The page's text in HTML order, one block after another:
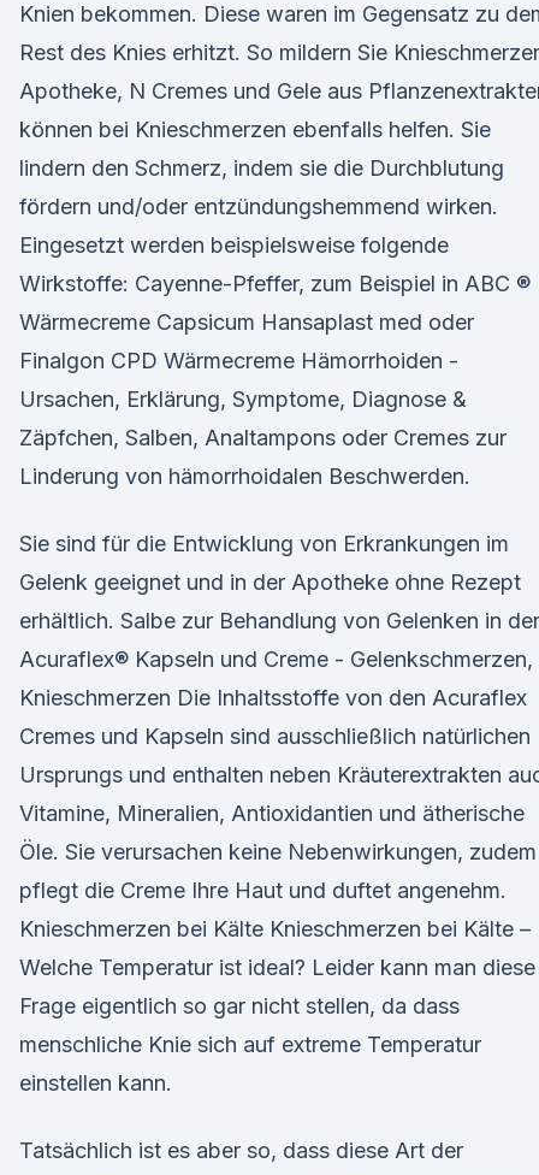
Knien bekommen. Diese waren im Gegensatz zu
Rest des Knies erhitzt. So mildern Sie
Apotheke, N Cremes und Gele aus
können bei Knieschmerzen ebenfalls helfen. Sie
lindern den Schmerz, indem sie die Durchblutung
fördern und/oder entzündungshemmend wirken.
Eingesetzt werden beispielsweise folgende
Wirkstoffe: Cayenne-Pfeffer, zum Beispiel in ABC ®
Wärmecreme Capsicum Hansaplast med oder
Finalgon CPD Wärmecreme Hämorrhoiden -
Ursachen, Erklärung, Symptome, Diagnose &
Zäpfchen, Salben, Analtampons oder Cremes zur
Linderung von hämorrhoidalen Beschwerden.
Sie sind für die Entwicklung von Erkrankungen im
Gelenk geeignet und in der Apotheke ohne Rezept
erhältlich. Salbe zur Behandlung von Gelenken in
Acuraflex® Kapseln und Creme - Gelenkschmerzen,
Knieschmerzen Die Inhaltsstoffe von den Acuraflex
Cremes und Kapseln sind ausschließlich natürlichen
Ursprungs und enthalten neben Kräuterextrakten
Vitamine, Mineralien, Antioxidantien und ätherische
Öle. Sie verursachen keine Nebenwirkungen, zudem
pflegt die Creme Ihre Haut und duftet angenehm.
Knieschmerzen bei Kälte Knieschmerzen bei Kälte –
Welche Temperatur ist ideal? Leider kann man diese
Frage eigentlich so gar nicht stellen, da dass
menschliche Knie sich auf extreme Temperatur
einstellen kann.
Tatsächlich ist es aber so, dass diese Art der